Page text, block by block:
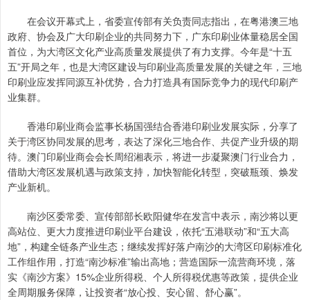
在会议开幕式上，省委宣传部有关负责同志指出，在粤港澳三地
政府、协会及广大印刷企业的共同努力下，广东印刷业体量稳居全国
首位，为大湾区文化产业高质量发展提供了有力支撑。今年是“十五
五”开局之年，也是大湾区建设与印刷业高质量发展的关键之年，三地
印刷业应发挥同源互补优势，合力打造具有国际竞争力的现代印刷产
业集群。
香港印刷业商会监事长杨国强结合香港印刷业发展实际，分享了
关于湾区协同发展的思考，表达了深化三地合作、共促产业升级的期
待。澳门印刷业商会会长周绍湘表示，将进一步凝聚澳门行业合力，
借助大湾区发展机遇与政策支持，加快智能化转型，突破瓶颈、焕发
产业新机。
南沙区委常委、宣传部部长欧阳健华在发言中表示，南沙将以更
高站位、更大力度推进印刷业平台建设，依托“五港联动”和“五大高
地”，构建全链条产业生态；继续发挥好落户南沙的大湾区印刷标准化
工作组作用，打造“南沙标准”输出高地；营造国际一流营商环境，落
实《南沙方案》15%企业所得税、个人所得税优惠等政策，提供企业
全周期服务保障，让投资者“放心投、安心留、舒心赢”。